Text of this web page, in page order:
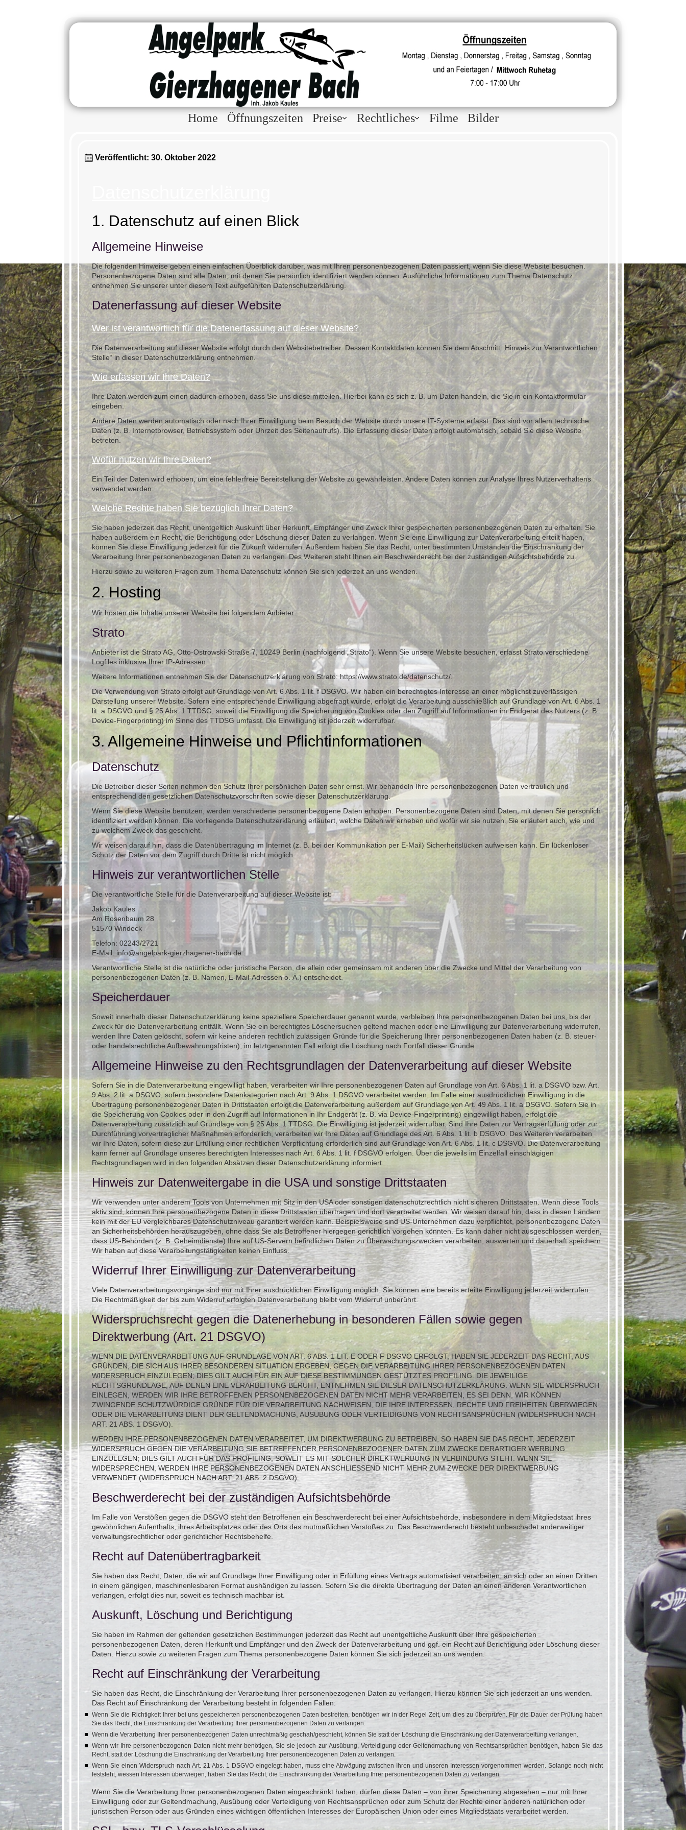
Home Öffnungszeiten Preise Rechtliches Filme Bilder
Veröffentlicht: 30. Oktober 2022
1. Datenschutz auf einen Blick
Allgemeine Hinweise
Die folgenden Hinweise geben einen einfachen Überblick darüber, was mit Ihren personenbezogenen Daten passiert, wenn Sie diese Website besuchen.
Personenbezogene Daten sind alle Daten, mit denen Sie persönlich identifiziert werden können. Ausführliche Informationen zum Thema Datenschutz
entnehmen Sie unserer unter diesem Text aufgeführten Datenschutzerklärung.
Datenerfassung auf dieser Website
Wer ist verantwortlich für die Datenerfassung auf dieser Website?
Die Datenverarbeitung auf dieser Website erfolgt durch den Websitebetreiber. Dessen Kontaktdaten können Sie dem Abschnitt „Hinweis zur Verantwortlichen
Stelle“ in dieser Datenschutzerklärung entnehmen.
Wie erfassen wir Ihre Daten?
Ihre Daten werden zum einen dadurch erhoben, dass Sie uns diese mitteilen. Hierbei kann es sich z. B. um Daten handeln, die Sie in ein Kontaktformular
eingeben.
Andere Daten werden automatisch oder nach Ihrer Einwilligung beim Besuch der Website durch unsere IT-Systeme erfasst. Das sind vor allem technische
Daten (z. B. Internetbrowser, Betriebssystem oder Uhrzeit des Seitenaufrufs). Die Erfassung dieser Daten erfolgt automatisch, sobald Sie diese Website
betreten.
Wofür nutzen wir Ihre Daten?
Ein Teil der Daten wird erhoben, um eine fehlerfreie Bereitstellung der Website zu gewährleisten. Andere Daten können zur Analyse Ihres Nutzerverhaltens
verwendet werden.
Welche Rechte haben Sie bezüglich Ihrer Daten?
Sie haben jederzeit das Recht, unentgeltlich Auskunft über Herkunft, Empfänger und Zweck Ihrer gespeicherten personenbezogenen Daten zu erhalten. Sie
haben außerdem ein Recht, die Berichtigung oder Löschung dieser Daten zu verlangen. Wenn Sie eine Einwilligung zur Datenverarbeitung erteilt haben,
können Sie diese Einwilligung jederzeit für die Zukunft widerrufen. Außerdem haben Sie das Recht, unter bestimmten Umständen die Einschränkung der
Verarbeitung Ihrer personenbezogenen Daten zu verlangen. Des Weiteren steht Ihnen ein Beschwerderecht bei der zuständigen Aufsichtsbehörde zu.
Hierzu sowie zu weiteren Fragen zum Thema Datenschutz können Sie sich jederzeit an uns wenden.
2. Hosting
Wir hosten die Inhalte unserer Website bei folgendem Anbieter:
Strato
Anbieter ist die Strato AG, Otto-Ostrowski-Straße 7, 10249 Berlin (nachfolgend „Strato“). Wenn Sie unsere Website besuchen, erfasst Strato verschiedene
Logfiles inklusive Ihrer IP-Adressen.
Weitere Informationen entnehmen Sie der Datenschutzerklärung von Strato: https://www.strato.de/datenschutz/
Die Verwendung von Strato erfolgt auf Grundlage von Art. 6 Abs. 1 lit. f DSGVO. Wir haben ein berechtigtes Interesse an einer möglichst zuverlässigen
Darstellung unserer Website. Sofern eine entsprechende Einwilligung abgefragt wurde, erfolgt die Verarbeitung ausschließlich auf Grundlage von Art. 6 Abs. 1
lit. a DSGVO und § 25 Abs. 1 TTDSG, soweit die Einwilligung die Speicherung von Cookies oder den Zugriff auf Informationen im Endgerät des Nutzers (z. B.
Device-Fingerprinting) im Sinne des TTDSG umfasst. Die Einwilligung ist jederzeit widerrufbar.
3. Allgemeine Hinweise und Pflicht­informationen
Datenschutz
Die Betreiber dieser Seiten nehmen den Schutz Ihrer persönlichen Daten sehr ernst. Wir behandeln Ihre personenbezogenen Daten vertraulich und
entsprechend den gesetzlichen Datenschutzvorschriften sowie dieser Datenschutzerklärung.
Wenn Sie diese Website benutzen, werden verschiedene personenbezogene Daten erhoben. Personenbezogene Daten sind Daten, mit denen Sie persönlich
identifiziert werden können. Die vorliegende Datenschutzerklärung erläutert, welche Daten wir erheben und wofür wir sie nutzen. Sie erläutert auch, wie und
zu welchem Zweck das geschieht.
Wir weisen darauf hin, dass die Datenübertragung im Internet (z. B. bei der Kommunikation per E-Mail) Sicherheitslücken aufweisen kann. Ein lückenloser
Schutz der Daten vor dem Zugriff durch Dritte ist nicht möglich.
Hinweis zur verantwortlichen Stelle
Die verantwortliche Stelle für die Datenverarbeitung auf dieser Website ist:
Jakob Kaules
Am Rosenbaum 28
51570 Windeck
Telefon: 02243/2721
E-Mail: info@angelpark-gierzhagener-bach.de
Verantwortliche Stelle ist die natürliche oder juristische Person, die allein oder gemeinsam mit anderen über die Zwecke und Mittel der Verarbeitung von
personenbezogenen Daten (z. B. Namen, E-Mail-Adressen o. Ä.) entscheidet.
Speicherdauer
Soweit innerhalb dieser Datenschutzerklärung keine speziellere Speicherdauer genannt wurde, verbleiben Ihre personenbezogenen Daten bei uns, bis der
Zweck für die Datenverarbeitung entfällt. Wenn Sie ein berechtigtes Löschersuchen geltend machen oder eine Einwilligung zur Datenverarbeitung widerrufen,
werden Ihre Daten gelöscht, sofern wir keine anderen rechtlich zulässigen Gründe für die Speicherung Ihrer personenbezogenen Daten haben (z. B. steuer-
oder handelsrechtliche Aufbewahrungsfristen); im letztgenannten Fall erfolgt die Löschung nach Fortfall dieser Gründe.
Allgemeine Hinweise zu den Rechtsgrundlagen der Datenverarbeitung auf dieser Website
Sofern Sie in die Datenverarbeitung eingewilligt haben, verarbeiten wir Ihre personenbezogenen Daten auf Grundlage von Art. 6 Abs. 1 lit. a DSGVO bzw. Art.
9 Abs. 2 lit. a DSGVO, sofern besondere Datenkategorien nach Art. 9 Abs. 1 DSGVO verarbeitet werden. Im Falle einer ausdrücklichen Einwilligung in die
Übertragung personenbezogener Daten in Drittstaaten erfolgt die Datenverarbeitung außerdem auf Grundlage von Art. 49 Abs. 1 lit. a DSGVO. Sofern Sie in
die Speicherung von Cookies oder in den Zugriff auf Informationen in Ihr Endgerät (z. B. via Device-Fingerprinting) eingewilligt haben, erfolgt die
Datenverarbeitung zusätzlich auf Grundlage von § 25 Abs. 1 TTDSG. Die Einwilligung ist jederzeit widerrufbar. Sind Ihre Daten zur Vertragserfüllung oder zur
Durchführung vorvertraglicher Maßnahmen erforderlich, verarbeiten wir Ihre Daten auf Grundlage des Art. 6 Abs. 1 lit. b DSGVO. Des Weiteren verarbeiten
wir Ihre Daten, sofern diese zur Erfüllung einer rechtlichen Verpflichtung erforderlich sind auf Grundlage von Art. 6 Abs. 1 lit. c DSGVO. Die Datenverarbeitung
kann ferner auf Grundlage unseres berechtigten Interesses nach Art. 6 Abs. 1 lit. f DSGVO erfolgen. Über die jeweils im Einzelfall einschlägigen
Rechtsgrundlagen wird in den folgenden Absätzen dieser Datenschutzerklärung informiert.
Hinweis zur Datenweitergabe in die USA und sonstige Drittstaaten
Wir verwenden unter anderem Tools von Unternehmen mit Sitz in den USA oder sonstigen datenschutzrechtlich nicht sicheren Drittstaaten. Wenn diese Tools
aktiv sind, können Ihre personenbezogene Daten in diese Drittstaaten übertragen und dort verarbeitet werden. Wir weisen darauf hin, dass in diesen Ländern
kein mit der EU vergleichbares Datenschutzniveau garantiert werden kann. Beispielsweise sind US-Unternehmen dazu verpflichtet, personenbezogene Daten
an Sicherheitsbehörden herauszugeben, ohne dass Sie als Betroffener hiergegen gerichtlich vorgehen könnten. Es kann daher nicht ausgeschlossen werden,
dass US-Behörden (z. B. Geheimdienste) Ihre auf US-Servern befindlichen Daten zu Überwachungszwecken verarbeiten, auswerten und dauerhaft speichern.
Wir haben auf diese Verarbeitungstätigkeiten keinen Einfluss.
Widerruf Ihrer Einwilligung zur Datenverarbeitung
Viele Datenverarbeitungsvorgänge sind nur mit Ihrer ausdrücklichen Einwilligung möglich. Sie können eine bereits erteilte Einwilligung jederzeit widerrufen.
Die Rechtmäßigkeit der bis zum Widerruf erfolgten Datenverarbeitung bleibt vom Widerruf unberührt.
Widerspruchsrecht gegen die Datenerhebung in besonderen Fällen sowie gegen
Direktwerbung (Art. 21 DSGVO)
WENN DIE DATENVERARBEITUNG AUF GRUNDLAGE VON ART. 6 ABS. 1 LIT. E ODER F DSGVO ERFOLGT, HABEN SIE JEDERZEIT DAS RECHT, AUS
GRÜNDEN, DIE SICH AUS IHRER BESONDEREN SITUATION ERGEBEN, GEGEN DIE VERARBEITUNG IHRER PERSONENBEZOGENEN DATEN
WIDERSPRUCH EINZULEGEN; DIES GILT AUCH FÜR EIN AUF DIESE BESTIMMUNGEN GESTÜTZTES PROFILING. DIE JEWEILIGE
RECHTSGRUNDLAGE, AUF DENEN EINE VERARBEITUNG BERUHT, ENTNEHMEN SIE DIESER DATENSCHUTZERKLÄRUNG. WENN SIE WIDERSPRUCH
EINLEGEN, WERDEN WIR IHRE BETROFFENEN PERSONENBEZOGENEN DATEN NICHT MEHR VERARBEITEN, ES SEI DENN, WIR KÖNNEN
ZWINGENDE SCHUTZWÜRDIGE GRÜNDE FÜR DIE VERARBEITUNG NACHWEISEN, DIE IHRE INTERESSEN, RECHTE UND FREIHEITEN ÜBERWIEGEN
ODER DIE VERARBEITUNG DIENT DER GELTENDMACHUNG, AUSÜBUNG ODER VERTEIDIGUNG VON RECHTSANSPRÜCHEN (WIDERSPRUCH NACH
ART. 21 ABS. 1 DSGVO).
WERDEN IHRE PERSONENBEZOGENEN DATEN VERARBEITET, UM DIREKTWERBUNG ZU BETREIBEN, SO HABEN SIE DAS RECHT, JEDERZEIT
WIDERSPRUCH GEGEN DIE VERARBEITUNG SIE BETREFFENDER PERSONENBEZOGENER DATEN ZUM ZWECKE DERARTIGER WERBUNG
EINZULEGEN; DIES GILT AUCH FÜR DAS PROFILING, SOWEIT ES MIT SOLCHER DIREKTWERBUNG IN VERBINDUNG STEHT. WENN SIE
WIDERSPRECHEN, WERDEN IHRE PERSONENBEZOGENEN DATEN ANSCHLIESSEND NICHT MEHR ZUM ZWECKE DER DIREKTWERBUNG
VERWENDET (WIDERSPRUCH NACH ART. 21 ABS. 2 DSGVO).
Beschwerde­recht bei der zuständigen Aufsichts­behörde
Im Falle von Verstößen gegen die DSGVO steht den Betroffenen ein Beschwerderecht bei einer Aufsichtsbehörde, insbesondere in dem Mitgliedstaat ihres
gewöhnlichen Aufenthalts, ihres Arbeitsplatzes oder des Orts des mutmaßlichen Verstoßes zu. Das Beschwerderecht besteht unbeschadet anderweitiger
verwaltungsrechtlicher oder gerichtlicher Rechtsbehelfe.
Recht auf Daten­übertrag­barkeit
Sie haben das Recht, Daten, die wir auf Grundlage Ihrer Einwilligung oder in Erfüllung eines Vertrags automatisiert verarbeiten, an sich oder an einen Dritten
in einem gängigen, maschinenlesbaren Format aushändigen zu lassen. Sofern Sie die direkte Übertragung der Daten an einen anderen Verantwortlichen
verlangen, erfolgt dies nur, soweit es technisch machbar ist.
Auskunft, Löschung und Berichtigung
Sie haben im Rahmen der geltenden gesetzlichen Bestimmungen jederzeit das Recht auf unentgeltliche Auskunft über Ihre gespeicherten
personenbezogenen Daten, deren Herkunft und Empfänger und den Zweck der Datenverarbeitung und ggf. ein Recht auf Berichtigung oder Löschung dieser
Daten. Hierzu sowie zu weiteren Fragen zum Thema personenbezogene Daten können Sie sich jederzeit an uns wenden.
Recht auf Einschränkung der Verarbeitung
Sie haben das Recht, die Einschränkung der Verarbeitung Ihrer personenbezogenen Daten zu verlangen. Hierzu können Sie sich jederzeit an uns wenden.
Das Recht auf Einschränkung der Verarbeitung besteht in folgenden Fällen:
Wenn Sie die Richtigkeit Ihrer bei uns gespeicherten personenbezogenen Daten bestreiten, benötigen wir in der Regel Zeit, um dies zu überprüfen. Für die Dauer der Prüfung haben
Sie das Recht, die Einschränkung der Verarbeitung Ihrer personenbezogenen Daten zu verlangen.
Wenn die Verarbeitung Ihrer personenbezogenen Daten unrechtmäßig geschah/geschieht, können Sie statt der Löschung die Einschränkung der Datenverarbeitung verlangen.
Wenn wir Ihre personenbezogenen Daten nicht mehr benötigen, Sie sie jedoch zur Ausübung, Verteidigung oder Geltendmachung von Rechtsansprüchen benötigen, haben Sie das
Recht, statt der Löschung die Einschränkung der Verarbeitung Ihrer personenbezogenen Daten zu verlangen.
Wenn Sie einen Widerspruch nach Art. 21 Abs. 1 DSGVO eingelegt haben, muss eine Abwägung zwischen Ihren und unseren Interessen vorgenommen werden. Solange noch nicht
feststeht, wessen Interessen überwiegen, haben Sie das Recht, die Einschränkung der Verarbeitung Ihrer personenbezogenen Daten zu verlangen.
Wenn Sie die Verarbeitung Ihrer personenbezogenen Daten eingeschränkt haben, dürfen diese Daten – von ihrer Speicherung abgesehen – nur mit Ihrer
Einwilligung oder zur Geltendmachung, Ausübung oder Verteidigung von Rechtsansprüchen oder zum Schutz der Rechte einer anderen natürlichen oder
juristischen Person oder aus Gründen eines wichtigen öffentlichen Interesses der Europäischen Union oder eines Mitgliedstaats verarbeitet werden.